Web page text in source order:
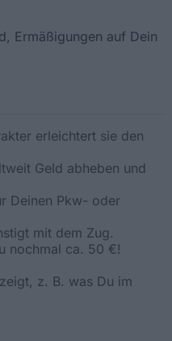
Ermäßigungen auf Dein
erleichtert sie den
Geld abheben und
Deinen Pkw- oder
mit dem Zug.
nochmal ca. 50 €!
z. B. was Du im